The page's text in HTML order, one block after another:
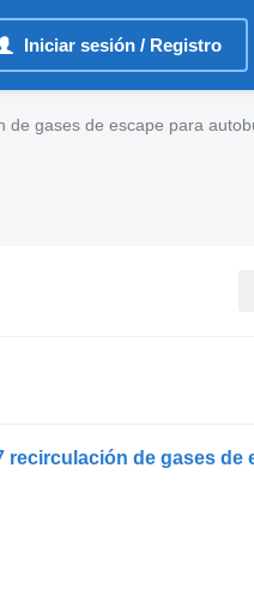
Iniciar sesión / Registro
de gases de escape para